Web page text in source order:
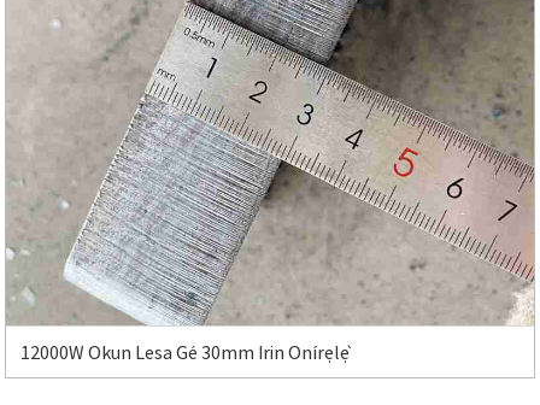
12000W Okun Lesa Gé 30mm Irin Onírẹlẹ̀